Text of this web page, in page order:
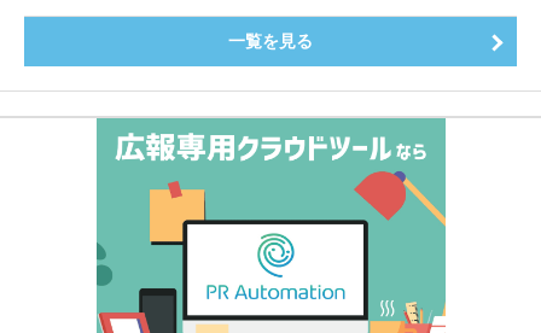
一覧を見る